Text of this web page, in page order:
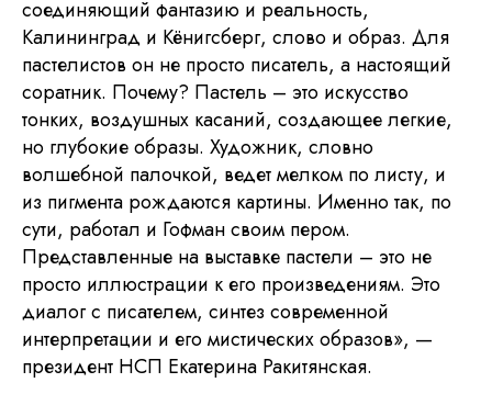
соединяющий фантазию и реальность,
Калининград и Кёнигсберг, слово и образ. Для
пастелистов он не просто писатель, а настоящий
соратник. Почему? Пастель – это искусство
тонких, воздушных касаний, создающее легкие,
но глубокие образы. Художник, словно
волшебной палочкой, ведет мелком по листу, и
из пигмента рождаются картины. Именно так, по
сути, работал и Гофман своим пером.
Представленные на выставке пастели – это не
просто иллюстрации к его произведениям. Это
диалог с писателем, синтез современной
интерпретации и его мистических образов», —
президент НСП Екатерина Ракитянская.